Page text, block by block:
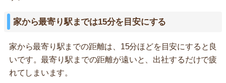
家から最寄り駅までは15分を目安にする
家から最寄り駅までの距離は、15分ほどを目安にすると良
いです。最寄り駅までの距離が遠いと、出社するだけで疲
れてしまいます。